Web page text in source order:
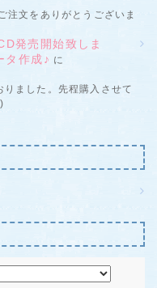
注文をありがとうございま
発売開始致しま
作成♪ に
ました。先程購入させて